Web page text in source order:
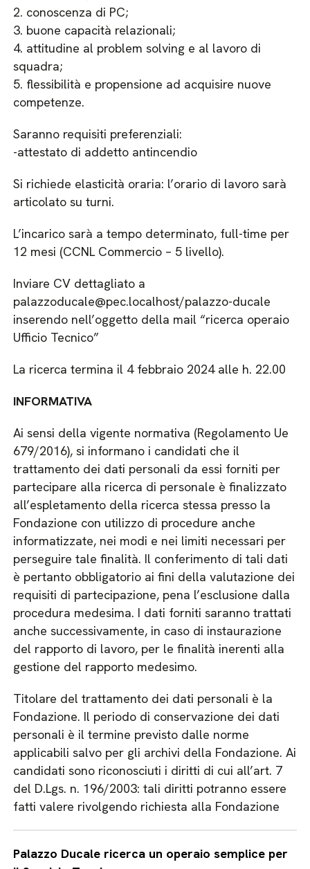
2. conoscenza di PC;
3. buone capacità relazionali;
4. attitudine al problem solving e al lavoro di
squadra;
5. flessibilità e propensione ad acquisire nuove
competenze.
Saranno requisiti preferenziali:
-attestato di addetto antincendio
Si richiede elasticità oraria: l’orario di lavoro sarà
articolato su turni.
L’incarico sarà a tempo determinato, full-time per
12 mesi (CCNL Commercio – 5 livello).
Inviare CV dettagliato a
palazzoducale@pec.localhost/palazzo-ducale
inserendo nell’oggetto della mail “ricerca operaio
Ufficio Tecnico”
La ricerca termina il 4 febbraio 2024 alle h. 22.00
INFORMATIVA
Ai sensi della vigente normativa (Regolamento Ue
679/2016), si informano i candidati che il
trattamento dei dati personali da essi forniti per
partecipare alla ricerca di personale è finalizzato
all’espletamento della ricerca stessa presso la
Fondazione con utilizzo di procedure anche
informatizzate, nei modi e nei limiti necessari per
perseguire tale finalità. Il conferimento di tali dati
è pertanto obbligatorio ai fini della valutazione dei
requisiti di partecipazione, pena l’esclusione dalla
procedura medesima. I dati forniti saranno trattati
anche successivamente, in caso di instaurazione
del rapporto di lavoro, per le finalità inerenti alla
gestione del rapporto medesimo.
Titolare del trattamento dei dati personali è la
Fondazione. Il periodo di conservazione dei dati
personali è il termine previsto dalle norme
applicabili salvo per gli archivi della Fondazione. Ai
candidati sono riconosciuti i diritti di cui all’art. 7
del D.Lgs. n. 196/2003: tali diritti potranno essere
fatti valere rivolgendo richiesta alla Fondazione
Palazzo Ducale ricerca un operaio semplice per